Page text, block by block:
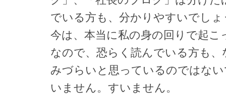
でいる方も、分かりやすいでし
今は、本当に私の身の回りで起
なので、恐らく読んでいる方も
みづらいと思っているのではな
いません。すいません。